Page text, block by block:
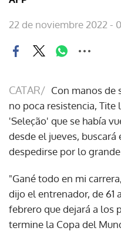
22 de noviembre 2022 -
CATAR/ Con manos de
no poca resistencia, Tite
'Seleção' que se había
desde el jueves,
despedirse por lo grande
"Gané todo en mi
dijo el entrenador, de 61
febrero que dejará a los
termine la Copa del